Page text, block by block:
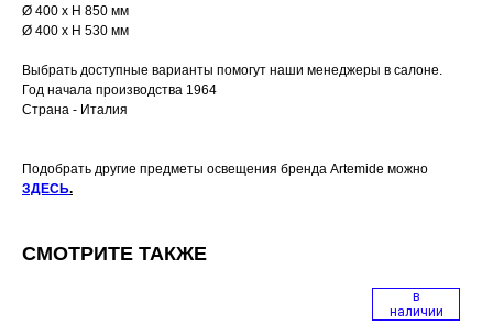
Ø 400 x H 850 мм
Ø 400 x H 530 мм
Выбрать доступные варианты помогут наши менеджеры в салоне.
Год начала производства 1964
Страна - Италия
Подобрать другие предметы освещения бренда Artemide можно
ЗДЕСЬ.
СМОТРИТЕ ТАКЖЕ
в
наличии